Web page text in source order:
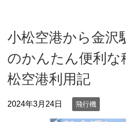
小松空港から金沢
のかんたん便利な
松空港利用記
2024年3月24日 飛行機